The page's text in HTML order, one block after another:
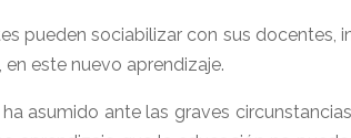
pueden sociabilizar con sus docentes,
este nuevo aprendizaje.
asumido ante las graves